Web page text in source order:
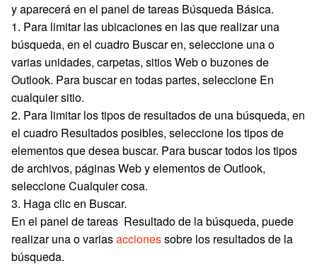
y aparecerá en el panel de tareas Búsqueda Básica.
1. Para limitar las ubicaciones en las que realizar una
búsqueda, en el cuadro Buscar en, seleccione una o
varias unidades, carpetas, sitios Web o buzones de
Outlook. Para buscar en todas partes, seleccione En
cualquier sitio.
2. Para limitar los tipos de resultados de una búsqueda, en
el cuadro Resultados posibles, seleccione los tipos de
elementos que desea buscar. Para buscar todos los tipos
de archivos, páginas Web y elementos de Outlook,
seleccione Cualquier cosa.
3. Haga clic en Buscar.
En el panel de tareas Resultado de la búsqueda, puede
realizar una o variasaccionessobre los resultados de la
búsqueda.